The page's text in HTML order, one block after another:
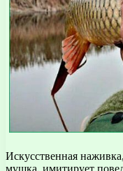
Искусственная
мушка, имитирует